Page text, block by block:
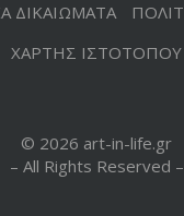
ΔΙΚΑΙΩΜΑΤΑ
ΧΑΡΤΗΣ ΙΣΤΟΤΟΠΟΥ
© 2026 art-in-life.gr
– All Rights Reserved –